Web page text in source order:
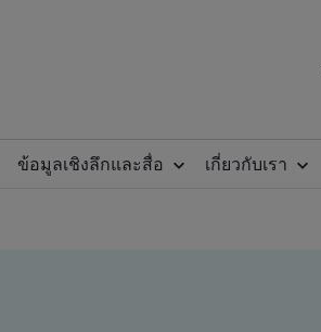
ข้อมูลเชิงลึกและสื่อ เกี่ยวกับเรา